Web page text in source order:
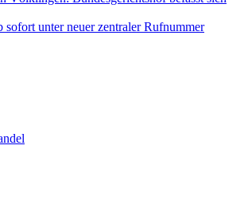
sofort unter neuer zentraler Rufnummer